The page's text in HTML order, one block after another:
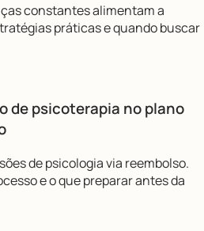
constantes alimentam a
práticas e quando buscar
de psicoterapia no plano
de psicologia via reembolso.
e o que preparar antes da